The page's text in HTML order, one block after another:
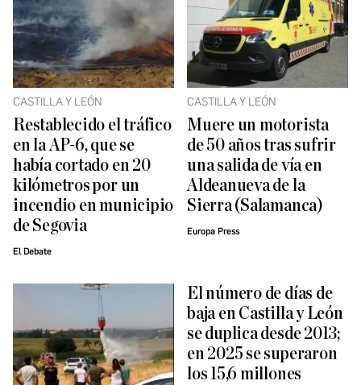
CASTILLA Y LEÓN
Restablecido el tráfico
en la AP-6, que se
había cortado en 20
kilómetros por un
incendio en municipio
de Segovia
El Debate
CASTILLA Y LEÓN
Muere un motorista
de 50 años tras sufrir
una salida de vía en
Aldeanueva de la
Sierra (Salamanca)
Europa Press
El número de días de
baja en Castilla y León
se duplica desde 2013;
en 2025 se superaron
los 15,6 millones